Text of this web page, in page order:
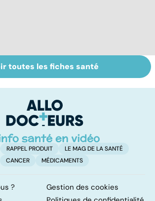
à
Don de gamètes :
le pour et le
levée de
l'anonymat
toutes les fiches santé
RAPPEL PRODUIT
LE MAG DE LA SANTÉ
CANCER
MÉDICAMENTS
?
Gestion des cookies